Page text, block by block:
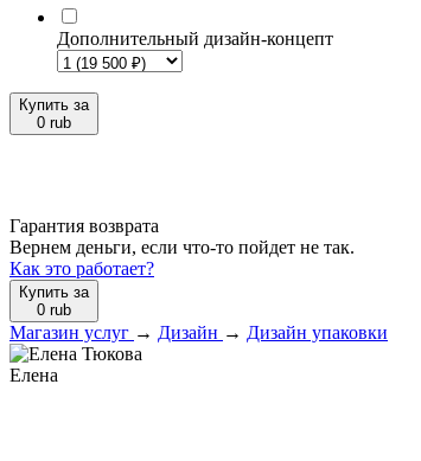
Дополнительный дизайн-концепт
Купить за
0 rub
Гарантия возврата
Вернем деньги, если что-то пойдет не так.
Как это работает?
Купить за
0 rub
Магазин услуг → Дизайн → Дизайн упаковки
Елена